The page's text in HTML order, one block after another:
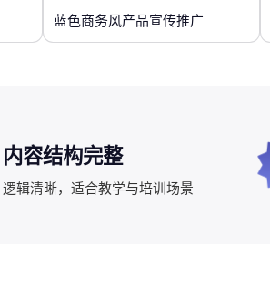
蓝色商务风产品宣传推广
内容结构完整
逻辑清晰，适合教学与培训场景